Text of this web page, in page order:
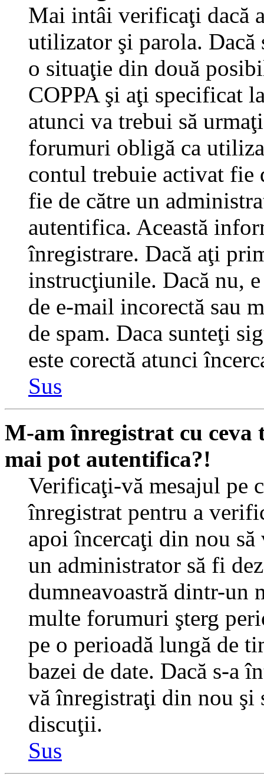
Mai intâi verificaţi dacă
utilizator şi parola. Dacă
o situaţie din două
COPPA şi aţi specificat
atunci va trebui să
forumuri obligă ca
contul trebuie activat fie
fie de către un
autentifica. Această
înregistrare. Dacă aţi
instrucţiunile. Dacă nu,
de e-mail incorectă sau
de spam. Daca sunteţi
este corectă atunci
Sus
M-am înregistrat cu
mai pot autentifica?!
Verificaţi-vă mesajul pe
înregistrat pentru a
apoi încercaţi din nou
un administrator să fi
dumneavoastră dintr-un
multe forumuri şterg
pe o perioadă lungă de
bazei de date. Dacă s-a
vă înregistraţi din nou
discuţii.
Sus